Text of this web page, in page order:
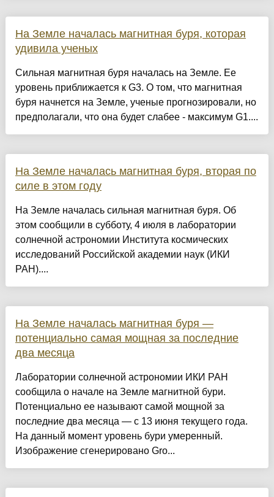
На Земле началась магнитная буря, которая
удивила ученых
Сильная магнитная буря началась на Земле. Ее
уровень приближается к G3. О том, что магнитная
буря начнется на Земле, ученые прогнозировали, но
предполагали, что она будет слабее - максимум G1....
На Земле началась магнитная буря, вторая по
силе в этом году
На Земле началась сильная магнитная буря. Об
этом сообщили в субботу, 4 июля в лаборатории
солнечной астрономии Института космических
исследований Российской академии наук (ИКИ
РАН)....
На Земле началась магнитная буря —
потенциально самая мощная за последние
два месяца
Лаборатории солнечной астрономии ИКИ РАН
сообщила о начале на Земле магнитной бури.
Потенциально ее называют самой мощной за
последние два месяца — с 13 июня текущего года.
На данный момент уровень бури умеренный.
Изображение сгенерировано Gro...